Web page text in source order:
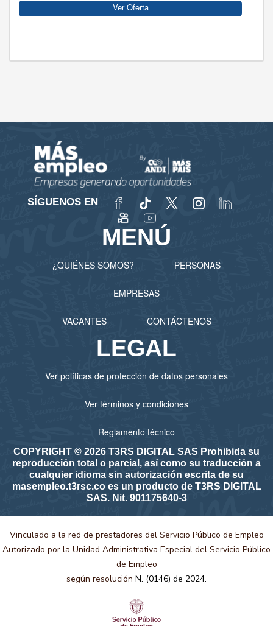
Ver Oferta
SÍGUENOS EN
MENÚ
¿QUIÉNES SOMOS? PERSONAS
EMPRESAS
VACANTES CONTÁCTENOS
LEGAL
Ver políticas de protección de datos personales
Ver términos y condiciones
Reglamento técnico
COPYRIGHT © 2026 T3RS DIGITAL SAS Prohibida su
reproducción total o parcial, así como su traducción a
cualquier idioma sin autorización escrita de su
masempleo.t3rsc.co es un producto de T3RS DIGITAL
SAS. Nit. 901175640-3
Vinculado a la red de prestadores del Servicio Público de Empleo
Autorizado por la Unidad Administrativa Especial del Servicio Público
de Empleo
según resolución N. (0146) de 2024.